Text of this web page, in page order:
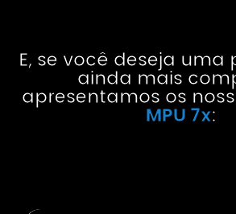
E, se você deseja
ainda mais
apresentamos os
MPU 7x: